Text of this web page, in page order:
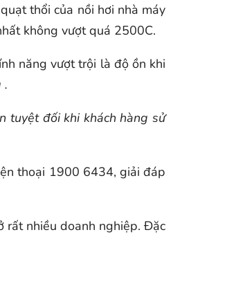
thổi của nồi hơi nhà máy
không vượt quá 2500C.
năng vượt trội là độ ồn khi
.
tuyệt đối khi khách hàng sử
thoại 1900 6434, giải đáp
rất nhiều doanh nghiệp. Đặc